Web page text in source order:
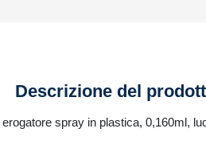
Descrizione del
spray in plastica, 0,160ml,